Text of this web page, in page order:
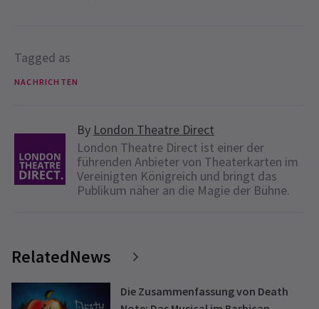
Tagged as
NACHRICHTEN
By London Theatre Direct
London Theatre Direct ist einer der
führenden Anbieter von Theaterkarten im
Vereinigten Königreich und bringt das
Publikum näher an die Magie der Bühne.
RelatedNews
Die Zusammenfassung von Death